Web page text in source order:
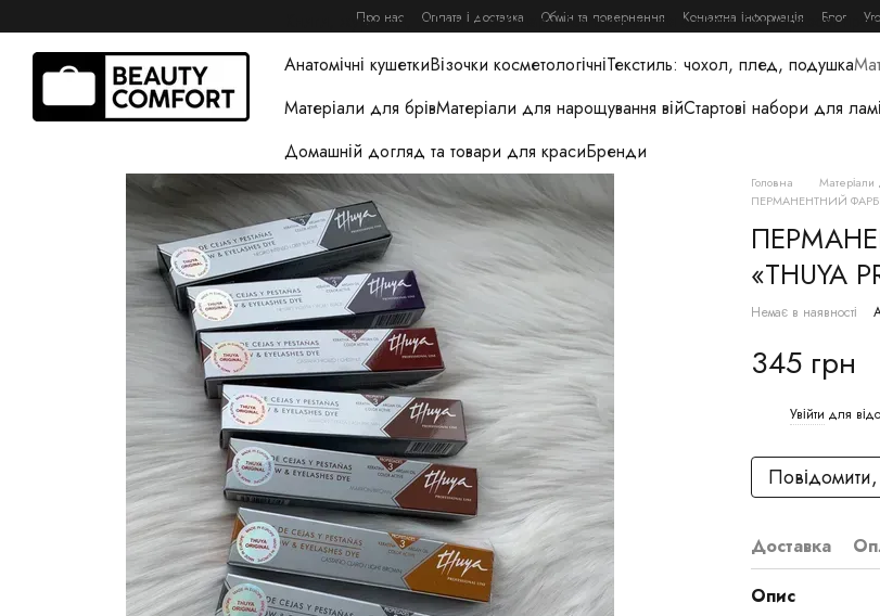
Про нас Оплата і доставка Обмін та повернення Контактна інформація Блог
Книги, журнали, гайди та вебінариОсвітлення для майстраОдноразові
Анатомічні кушеткиВізочки косметологічніТекстиль: чохол, плед, подушка
Матеріали для брівМатеріали для нарощування війСтартові набори для
Домашній догляд та товари для красиБренди
Головна Матеріали
ПЕРМАНЕНТНИЙ
«THUYA
Немає в наявності
345 грн
Увійти для
Доставка
Опис